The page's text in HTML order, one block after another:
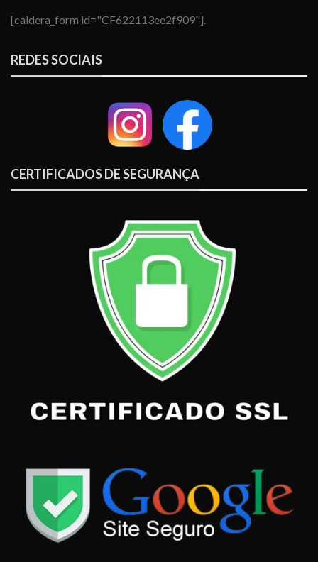
[caldera_form id="CF622113ee2f909"].
REDES SOCIAIS
CERTIFICADOS DE SEGURANÇA